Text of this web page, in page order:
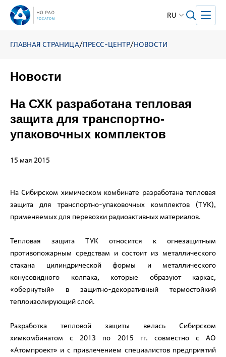
RU
ГЛАВНАЯ СТРАНИЦА/ПРЕСС-ЦЕНТР/НОВОСТИ
Новости
На СХК разработана тепловая
защита для транспортно-
упаковочных комплектов
15 мая 2015
На Сибирском химическом комбинате разработана тепловая
защита для транспортно-упаковочных комплектов (ТУК),
применяемых для перевозки радиоактивных материалов.
Тепловая защита ТУК относится к огнезащитным
противопожарным средствам и состоит из металлического
стакана цилиндрической формы и металлического
конусовидного колпака, которые образуют каркас,
«обернутый» в защитно-декоративный термостойкий
теплоизолирующий слой.
Разработка тепловой защиты велась Сибирском
химкомбинатом с 2013 по 2015 гг. совместно с АО
«Атомпроект» и с привлечением специалистов предприятий